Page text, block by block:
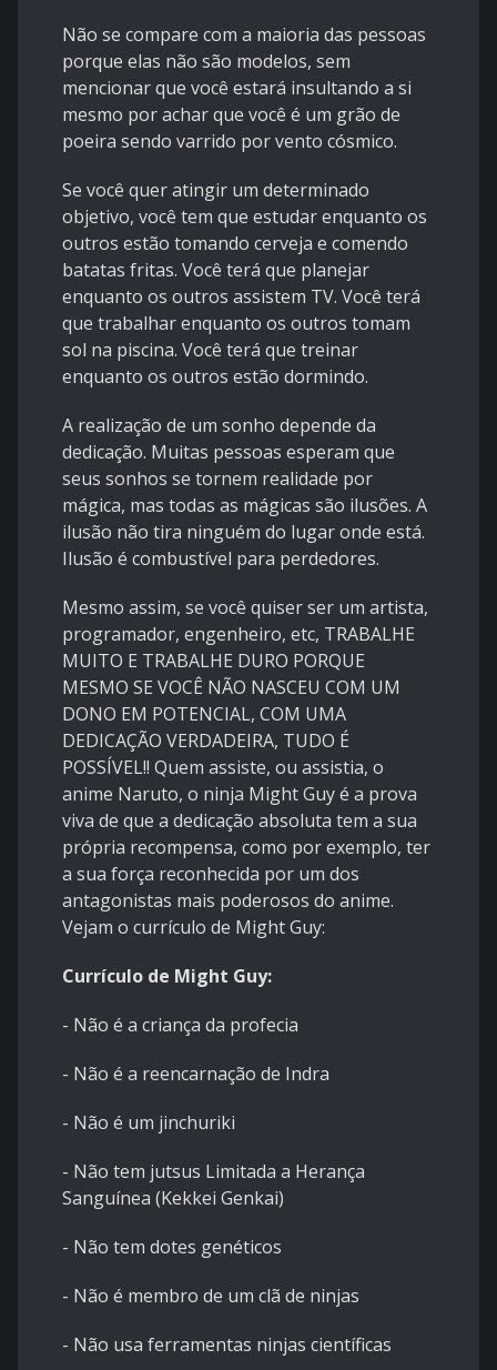
Não se compare com a maioria das pessoas
porque elas não são modelos, sem
mencionar que você estará insultando a si
mesmo por achar que você é um grão de
poeira sendo varrido por vento cósmico.
Se você quer atingir um determinado
objetivo, você tem que estudar enquanto os
outros estão tomando cerveja e comendo
batatas fritas. Você terá que planejar
enquanto os outros assistem TV. Você terá
que trabalhar enquanto os outros tomam
sol na piscina. Você terá que treinar
enquanto os outros estão dormindo.
A realização de um sonho depende da
dedicação. Muitas pessoas esperam que
seus sonhos se tornem realidade por
mágica, mas todas as mágicas são ilusões. A
ilusão não tira ninguém do lugar onde está.
Ilusão é combustível para perdedores.
Mesmo assim, se você quiser ser um artista,
programador, engenheiro, etc, TRABALHE
MUITO E TRABALHE DURO PORQUE
MESMO SE VOCÊ NÃO NASCEU COM UM
DONO EM POTENCIAL, COM UMA
DEDICAÇÃO VERDADEIRA, TUDO É
POSSÍVEL!! Quem assiste, ou assistia, o
anime Naruto, o ninja Might Guy é a prova
viva de que a dedicação absoluta tem a sua
própria recompensa, como por exemplo, ter
a sua força reconhecida por um dos
antagonistas mais poderosos do anime.
Vejam o currículo de Might Guy:
Currículo de Might Guy:
- Não é a criança da profecia
- Não é a reencarnação de Indra
- Não é um jinchuriki
- Não tem jutsus Limitada a Herança
Sanguínea (Kekkei Genkai)
- Não tem dotes genéticos
- Não é membro de um clã de ninjas
- Não usa ferramentas ninjas científicas